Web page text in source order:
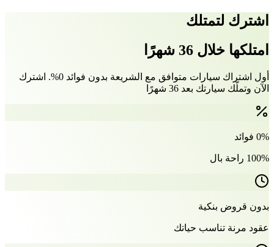
اشترك لتمتلك
امتلكها خلال 36 شهرًا
أول اشتراك سيارات متوافق مع الشريعة بدون فوائد 0%. اشترك
الآن وتملّك سيارتك بعد 36 شهرًا
0% فوائد
100% راحة بال
بدون قروض بنكية
عقود مرنة تناسب حياتك